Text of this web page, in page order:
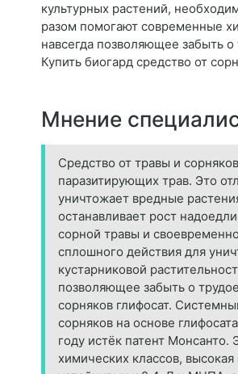
культурных растений,
разом помогают современные
навсегда позволяющее забыть
Купить биогард средство от
Мнение
Средство от травы и
паразитирующих трав. Это
уничтожает вредные
останавливает рост
сорной травы и
сплошного действия для
кустарниковой
позволяющее забыть о
сорняков глифосат.
сорняков на основе
году истёк патент
химических классов,